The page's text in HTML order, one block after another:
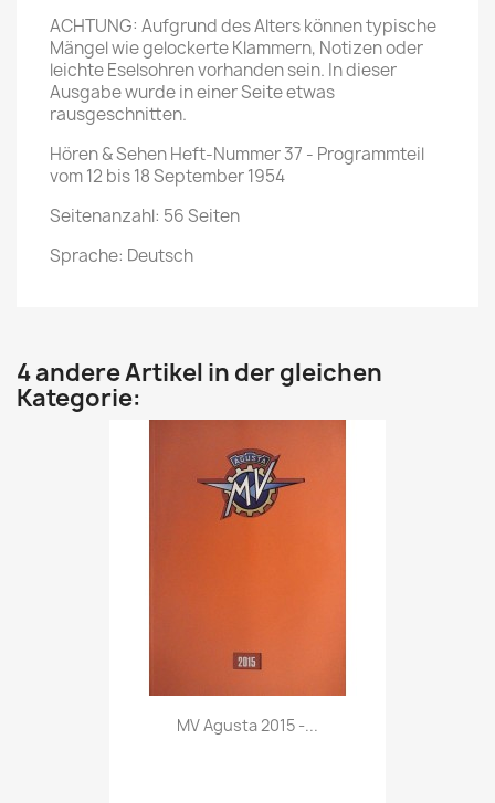
ACHTUNG: Aufgrund des Alters können typische
Mängel wie gelockerte Klammern, Notizen oder
leichte Eselsohren vorhanden sein. In dieser
Ausgabe wurde in einer Seite etwas
rausgeschnitten.
Hören & Sehen Heft-Nummer 37 - Programmteil
vom 12 bis 18 September 1954
Seitenanzahl: 56 Seiten
Sprache: Deutsch
4 andere Artikel in der gleichen
Kategorie:
Vorschau
MV Agusta 2015 -...